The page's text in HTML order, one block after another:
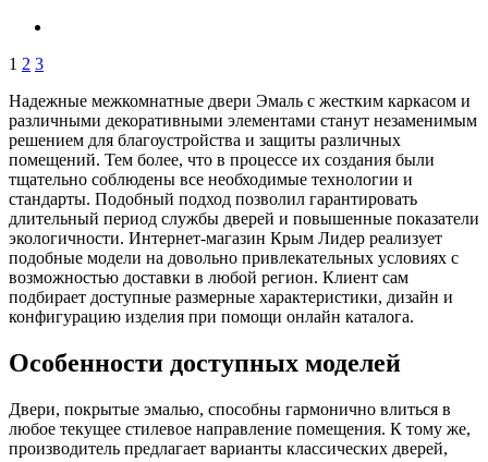
1 2 3
Надежные межкомнатные двери Эмаль с жестким каркасом и
различными декоративными элементами станут незаменимым
решением для благоустройства и защиты различных
помещений. Тем более, что в процессе их создания были
тщательно соблюдены все необходимые технологии и
стандарты. Подобный подход позволил гарантировать
длительный период службы дверей и повышенные показатели
экологичности. Интернет-магазин Крым Лидер реализует
подобные модели на довольно привлекательных условиях с
возможностью доставки в любой регион. Клиент сам
подбирает доступные размерные характеристики, дизайн и
конфигурацию изделия при помощи онлайн каталога.
Особенности доступных моделей
Двери, покрытые эмалью, способны гармонично влиться в
любое текущее стилевое направление помещения. К тому же,
производитель предлагает варианты классических дверей,